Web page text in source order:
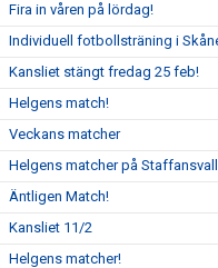
Fira in våren på lördag!
Individuell fotbollsträning i
Kansliet stängt fredag 25 feb!
Helgens match!
Veckans matcher
Helgens matcher på
Äntligen Match!
Kansliet 11/2
Helgens matcher!